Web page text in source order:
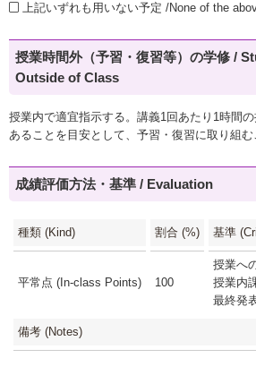
上記いずれも用いない予定 /None of the
授業時間外（予習・復習等）の学修 /
Outside of Class
授業内で適宜指示する。講義1回あたり1時間
あることを目安として、予習・復習に取り組む
成績評価方法・基準 / Evaluation
種類 (Kind) 割合 (%) 基準
平常点 (In-class Points) 100
授業へ
授業内
最終発
備考 (Notes)